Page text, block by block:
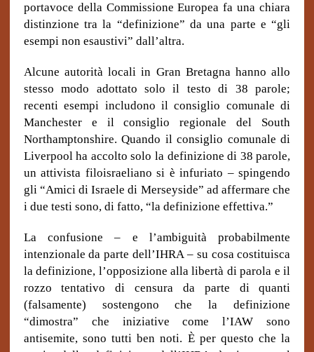
portavoce della Commissione Europea fa una chiara
distinzione tra la “definizione” da una parte e “gli
esempi non esaustivi” dall’altra.
Alcune autorità locali in Gran Bretagna hanno allo
stesso modo adottato solo il testo di 38 parole;
recenti esempi includono il consiglio comunale di
Manchester e il consiglio regionale del South
Northamptonshire. Quando il consiglio comunale di
Liverpool ha accolto solo la definizione di 38 parole,
un attivista filoisraeliano si è infuriato – spingendo
gli “Amici di Israele di Merseyside” ad affermare che
i due testi sono, di fatto, “la definizione effettiva.”
La confusione – e l’ambiguità probabilmente
intenzionale da parte dell’IHRA – su cosa costituisca
la definizione, l’opposizione alla libertà di parola e il
rozzo tentativo di censura da parte di quanti
(falsamente) sostengono che la definizione
“dimostra” che iniziative come l’IAW sono
antisemite, sono tutti ben noti. È per questo che la